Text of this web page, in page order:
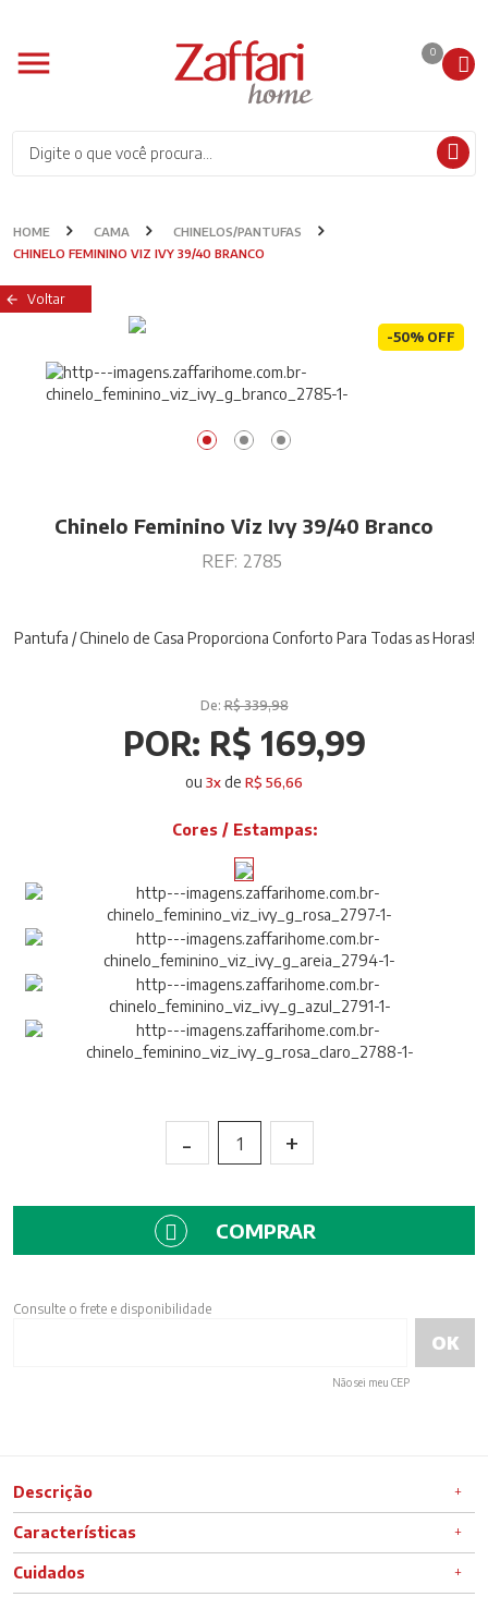
0
HOME CAMA
CHINELOS/PANTUFAS
CHINELO FEMININO VIZ IVY 39/40 BRANCO
Voltar
-50% OFF
Chinelo Feminino Viz Ivy 39/40 Branco
REF: 2785
Pantufa / Chinelo de Casa Proporciona Conforto Para Todas as Horas!
De:R$ 339,98
POR: R$ 169,99
ou 3xde R$ 56,66
Cores / Estampas:
- 1 +
COMPRAR
Consulte o frete e disponibilidade
Não sei meu CEP
Descrição
Características
Cuidados